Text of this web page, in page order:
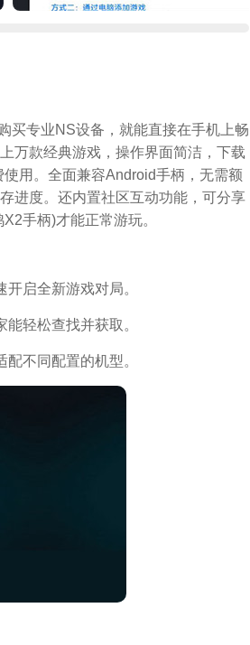
买专业NS设备，就能直接在手机上畅
万款经典游戏，操作界面简洁，下载
用。全面兼容Android手柄，无需额
进度。还内置社区互动功能，可分享
手柄)才能正常游玩。
启全新游戏对局。
轻松查找并获取。
不同配置的机型。